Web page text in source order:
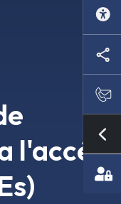
l'accés